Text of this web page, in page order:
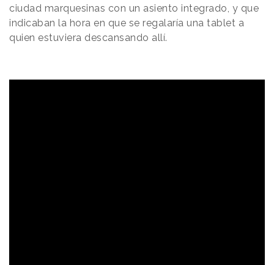
ciudad marquesinas con un asiento integrado, y que
indicaban la hora en que se regalaría una tablet a
quien estuviera descansando allí.